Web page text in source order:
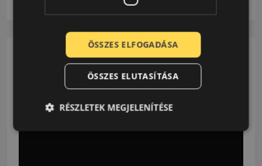
Gumi.hu Podcast
ÖSSZES ELFOGADÁSA
ÖSSZES ELUTASÍTÁSA
RÉSZLETEK MEGJELENÍTÉSE